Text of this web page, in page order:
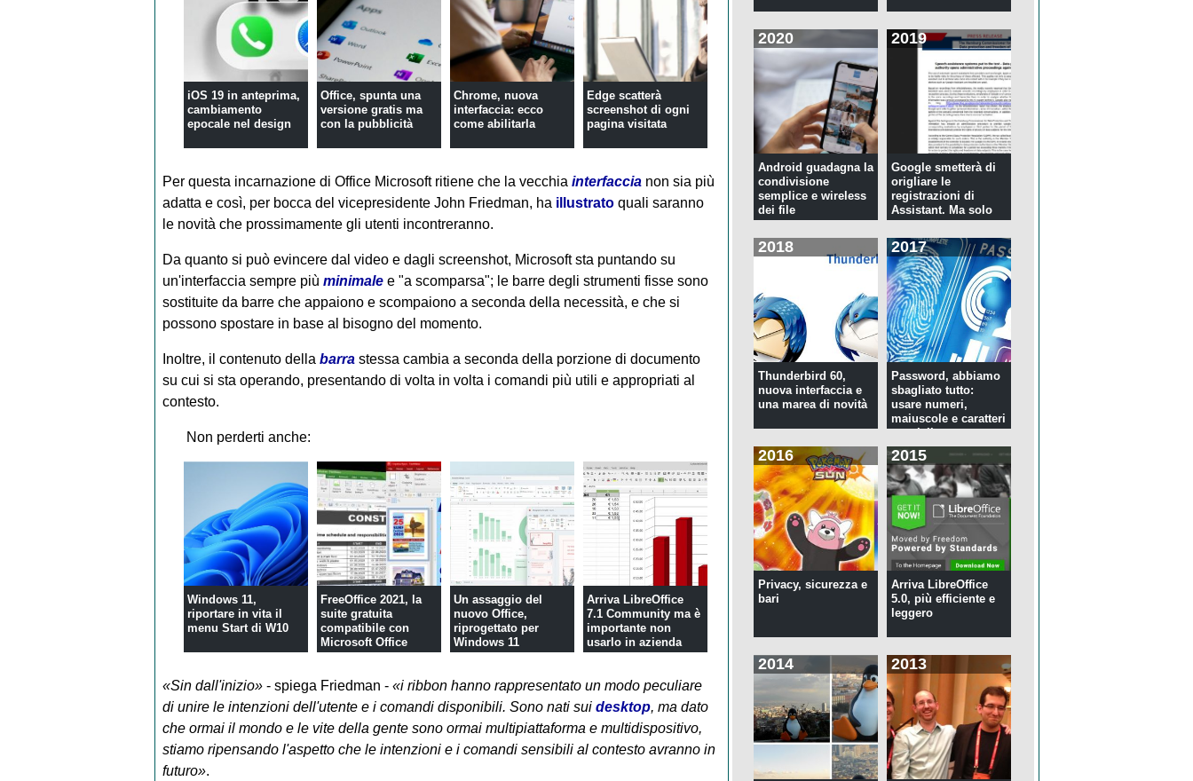
iOS 19 in anteprima,
cambiamento
epocale nel design
Office, spunta una
versione gratis ma
con la pubblicità
Chrome, nuova
interfaccia: ecco
come abilitarla
Edge scatterà
screenshot di ogni
pagina visitata
Per questa incarnazione di Office Microsoft ritiene che la vecchia interfaccianon sia più
adatta e così, per bocca del vicepresidente John Friedman, ha illustratoquali saranno
le novità che prossimamente gli utenti incontreranno.
Da quanto si può evincere dal video e dagli screenshot, Microsoft sta puntando su
un'interfaccia sempre più minimalee "a scomparsa"; le barre degli strumenti fisse sono
sostituite da barre che appaiono e scompaiono a seconda della necessità, e che si
possono spostare in base al bisogno del momento.
Inoltre, il contenuto della barrastessa cambia a seconda della porzione di documento
su cui si sta operando, presentando di volta in volta i comandi più utili e appropriati al
contesto.
Non perderti anche:
Windows 11,
riportare in vita il
menu Start di W10
FreeOffice 2021, la
suite gratuita
compatibile con
Microsoft Office
Un assaggio del
nuovo Office,
riprogettato per
Windows 11
Arriva LibreOffice
7.1 Community ma è
importante non
usarlo in azienda
«Sin dall'inizio»- spiega Friedman - «i ribbon hanno rappresentato un modo peculiare
di unire le intenzioni dell'utente e i comandi disponibili. Sono nati sui desktop, ma dato
che ormai il mondo e le vite della gente sono ormai multipiattaforma e multidispositivo,
stiamo ripensando l'aspetto che le intenzioni e i comandi sensibili al contesto avranno in
futuro».
2020
Android guadagna la
condivisione
semplice e wireless
dei file
2019
Google smetterà di
origliare le
registrazioni di
Assistant. Ma solo
per tre...
2018
Thunderbird 60,
nuova interfaccia e
una marea di novità
2017
Password, abbiamo
sbagliato tutto:
usare numeri,
maiuscole e caratteri
speciali ...
2016
Privacy, sicurezza e
bari
2015
Arriva LibreOffice
5.0, più efficiente e
leggero
2014 2013